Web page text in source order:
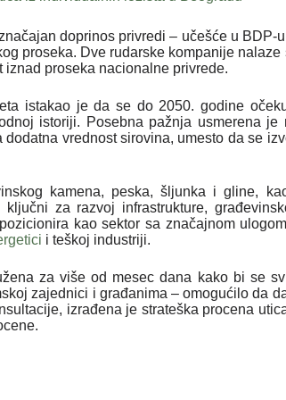
doprinos privredi – učešće u BDP-
proseka. Dve rudarske kompanije nalaze
proseka nacionalne privrede.
istakao je da se do 2050. godine
istoriji. Posebna pažnja usmerena je
vrednost sirovina, umesto da se
kamena, peska, šljunka i gline,
za razvoj infrastrukture,
kao sektor sa značajnom
i teškoj industriji.
za više od mesec dana kako bi se
zajednici i građanima – omogućilo da
izrađena je strateška procena